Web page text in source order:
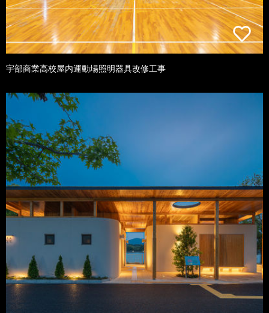
宇部商業高校屋内運動場照明器具改修工事